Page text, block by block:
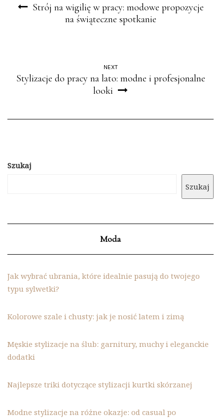
Strój na wigilię w pracy: modowe propozycje
na świąteczne spotkanie
NEXT
Stylizacje do pracy na lato: modne i profesjonalne
looki
Szukaj
Szukaj
Moda
Jak wybrać ubrania, które idealnie pasują do twojego
typu sylwetki?
Kolorowe szale i chusty: jak je nosić latem i zimą
Męskie stylizacje na ślub: garnitury, muchy i eleganckie
dodatki
Najlepsze triki dotyczące stylizacji kurtki skórzanej
Modne stylizacje na różne okazje: od casual po